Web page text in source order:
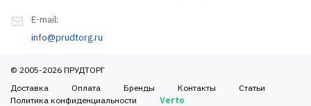
E-mail:
info@prudtorg.ru
© 2005-2026 ПРУДТОРГ
Доставка
Оплата Бренды Контакты
Статьи
Политика конфиденциальности
Verto